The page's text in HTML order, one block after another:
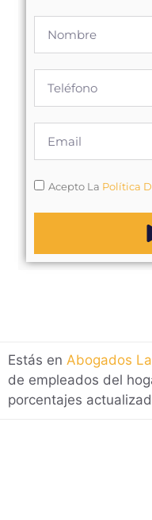
Acepto La Política
Estás en Abogados
de empleados del
porcentajes